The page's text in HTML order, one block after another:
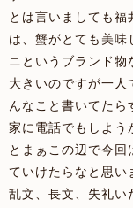
とは言いましても
は、蟹がとても美
ニというブランド物
大きいのですが一人
んなこと書いてた
家に電話でもしよう
とまぁこの辺で今回
ていけたらなと思い
乱文、長文、失礼い